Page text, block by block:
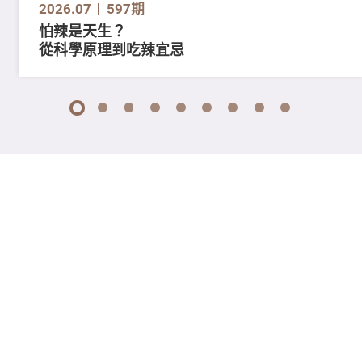
2026.07 597期
怕辣是天生？
從科學原理到吃辣宜忌
1 2 3 4 5 6 7 8 9